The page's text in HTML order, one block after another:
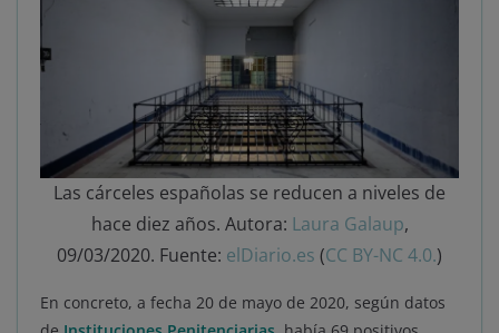
Las cárceles españolas se reducen a niveles de
hace diez años. Autora: Laura Galaup,
09/03/2020. Fuente: elDiario.es (CC BY-NC 4.0.)
En concreto, a fecha 20 de mayo de 2020, según datos